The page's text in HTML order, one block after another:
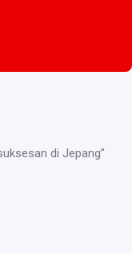
di Jepang”